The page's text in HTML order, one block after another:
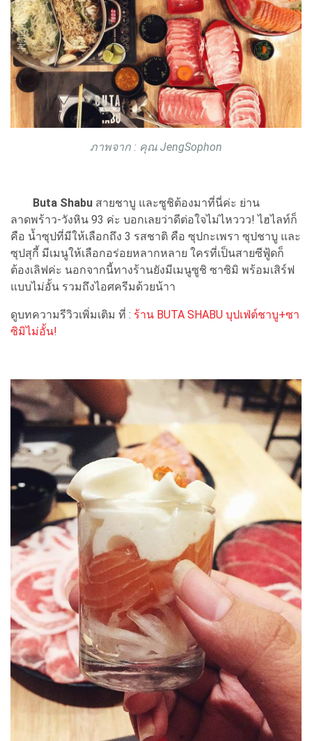
ภาพจาก : คุณ JengSophon
Buta Shabu สายชาบู และซูชิต้องมาที่นี่ค่ะ ย่าน
ลาดพร้าว-วังหิน 93 ค่ะ บอกเลยว่าดีต่อใจไม่ไหววว! ไฮไลท์ก็
คือ น้ำซุปที่มีให้เลือกถึง 3 รสชาติ คือ ซุปกะเพรา ซุปชาบู และ
ซุปสุกี้ มีเมนูให้เลือกอร่อยหลากหลาย ใครที่เป็นสายซีฟู้ดก็
ต้องเลิฟค่ะ นอกจากนี้ทางร้านยังมีเมนูซูชิ ซาซิมิ พร้อมเสิร์ฟ
แบบไม่อั้น รวมถึงไอศครีมด้วยน้าา
ดูบทความรีวิวเพิ่มเติม ที่ : ร้าน BUTA SHABU บุปเฟ่ต์ชาบู+ซา
ซิมิไม่อั้น!